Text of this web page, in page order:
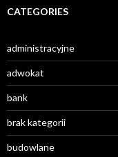
CATEGORIES
administracyjne
adwokat
bank
brak kategorii
budowlane